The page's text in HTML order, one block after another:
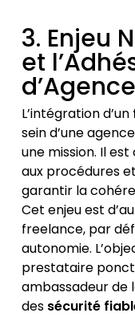
3. Enjeu
et
d’Agence
L’intégration d’un
sein d’une
une mission. Il
aux procédures
garantir la
Cet enjeu est
freelance, par
autonomie.
prestataire
ambassadeur de
des sécurité